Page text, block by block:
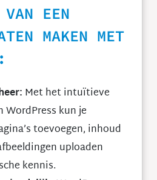
VAN EEN
MAKEN MET
Met het intuïtieve
WordPress kun je
toevoegen, inhoud
uploaden
kennis.